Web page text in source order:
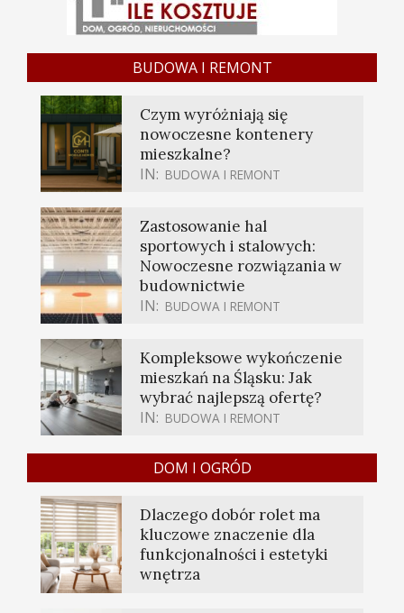
BUDOWA I REMONT
Czym wyróżniają się
nowoczesne kontenery
mieszkalne?
IN: BUDOWA I REMONT
Zastosowanie hal
sportowych i stalowych:
Nowoczesne rozwiązania w
budownictwie
IN: BUDOWA I REMONT
Kompleksowe wykończenie
mieszkań na Śląsku: Jak
wybrać najlepszą ofertę?
IN: BUDOWA I REMONT
DOM I OGRÓD
Dlaczego dobór rolet ma
kluczowe znaczenie dla
funkcjonalności i estetyki
wnętrza